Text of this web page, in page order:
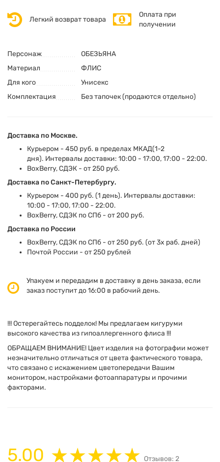
Легкий возврат товара
Оплата при
получении
Персонаж
ОБЕЗЬЯНА
Материал
ФЛИС
Для кого
Унисекс
Комплектация
Без тапочек (продаются отдельно)
Доставка по Москве.
Курьером - 450 руб. в пределах МКАД(1-2
дня). Интервалы доставки: 10:00 - 17:00, 17:00 - 22:00.
BoxBerry, СДЭК - от 250 руб.
Доставка по Санкт-Петербургу.
Курьером - 400 руб. (1 день). Интервалы доставки:
10:00 - 17:00, 17:00 - 22:00.
BoxBerry, СДЭК по СПб - от 200 руб.
Доставка по России
BoxBerry, СДЭК по СПб - от 250 руб. (от 3х раб. дней)
Почтой России - от 250 рублей
Упакуем и передадим в доставку в день заказа, если
заказ поступит до 16:00 в рабочий день.
!!! Остерегайтесь подделок! Мы предлагаем кигуруми
высокого качества из гипоаллергенного флиса !!!
ОБРАЩАЕМ ВНИМАНИЕ! Цвет изделия на фотографии может
незначительно отличаться от цвета фактического товара,
что связано с искажением цветопередачи Вашим
монитором, настройками фотоаппаратуры и прочими
факторами.
5.00 Отзывов: 2